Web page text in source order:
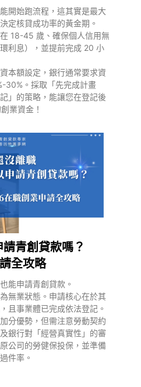
開始跑流程，這其實是最大
定核貸成功率的黃金期。
18-45 歲、確保個人信用無
利息），並提前完成 20 小
本額設定，銀行通常要求資
30%。採取「先完成計畫
」的策略，能讓您在登記後
業資金！
青創貸款嗎？
全攻略
能申請青創貸款。
無業狀態。申請核心在於其
且事業體已完成依法登記。
分優勢，但需注意勞動契約
銀行對「經營真實性」的審
公司的勞健保投保，並準備
件率。